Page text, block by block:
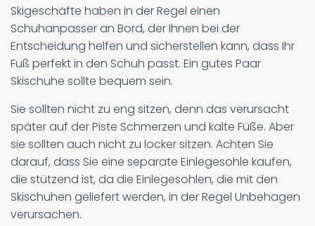
Skigeschäfte haben in der Regel einen
Schuhanpasser an Bord, der Ihnen bei der
Entscheidung helfen und sicherstellen kann, dass Ihr
Fuß perfekt in den Schuh passt. Ein gutes Paar
Skischuhe sollte bequem sein.
Sie sollten nicht zu eng sitzen, denn das verursacht
später auf der Piste Schmerzen und kalte Füße. Aber
sie sollten auch nicht zu locker sitzen. Achten Sie
darauf, dass Sie eine separate Einlegesohle kaufen,
die stützend ist, da die Einlegesohlen, die mit den
Skischuhen geliefert werden, in der Regel Unbehagen
verursachen.